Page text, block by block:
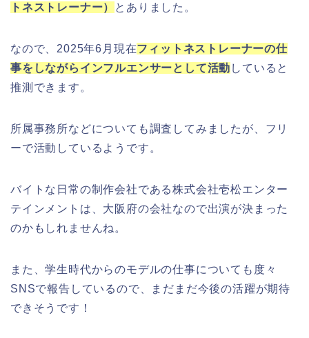
トネストレーナー）
とありました。
なので、2025年6月現在フィットネストレーナーの仕
事をしながら インフルエンサーとして活動 していると
推測できます。
所属事務所などについても調査してみましたが、フリ
ーで活動しているようです。
バイトな日常の制作会社である株式会社壱松エンター
テインメントは、大阪府の会社なので出演が決まった
のかもしれませんね。
また、学生時代からのモデルの仕事についても度々
SNSで報告しているので、まだまだ今後の活躍が期待
できそうです！